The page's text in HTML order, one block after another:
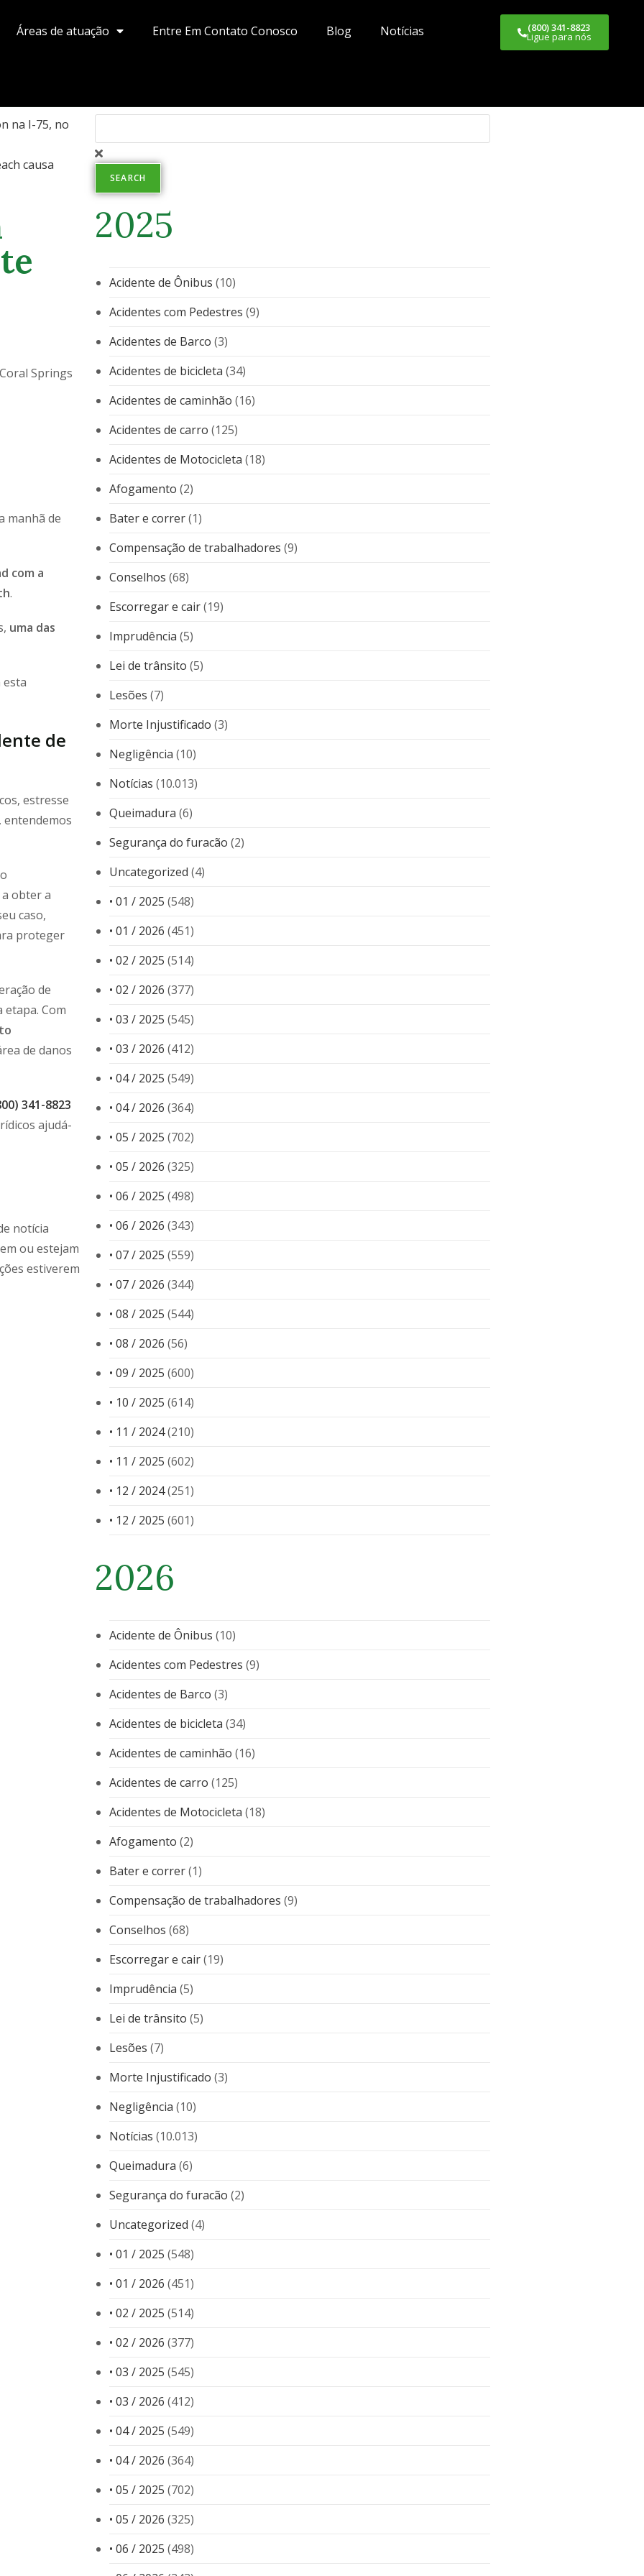
(800) 341-8823
Ligue para nós
Áreas de atuação Entre Em Contato Conosco Blog Notícias
na I-75, no
causa
manhã de
com a
.
uma das
de
estresse
, entendemos
obter a
caso,
proteger
de
Com
de danos
341-8823
ajudá-
notícia
ou estejam
estiverem
SEARCH
2025
Acidente de Ônibus (10)
Acidentes com Pedestres (9)
Acidentes de Barco (3)
Acidentes de bicicleta (34)
Acidentes de caminhão (16)
Acidentes de carro (125)
Acidentes de Motocicleta (18)
Afogamento (2)
Bater e correr(1)
Compensação de trabalhadores (9)
Conselhos (68)
Escorregar e cair(19)
Imprudência (5)
Lei de trânsito (5)
Lesões (7)
Morte Injustificado (3)
Negligência (10)
Notícias (10.013)
Queimadura (6)
Segurança do furacão (2)
Uncategorized (4)
• 01 / 2025 (548)
• 01 / 2026 (451)
• 02 / 2025 (514)
• 02 / 2026 (377)
• 03 / 2025 (545)
• 03 / 2026 (412)
• 04 / 2025 (549)
• 04 / 2026 (364)
• 05 / 2025 (702)
• 05 / 2026 (325)
• 06 / 2025 (498)
• 06 / 2026 (343)
• 07 / 2025 (559)
• 07 / 2026 (344)
• 08 / 2025 (544)
• 08 / 2026 (56)
• 09 / 2025 (600)
• 10 / 2025 (614)
• 11 / 2024(210)
• 11 / 2025 (602)
• 12 / 2024(251)
• 12 / 2025 (601)
2026
Acidente de Ônibus (10)
Acidentes com Pedestres (9)
Acidentes de Barco (3)
Acidentes de bicicleta (34)
Acidentes de caminhão (16)
Acidentes de carro (125)
Acidentes de Motocicleta (18)
Afogamento (2)
Bater e correr(1)
Compensação de trabalhadores (9)
Conselhos (68)
Escorregar e cair(19)
Imprudência (5)
Lei de trânsito (5)
Lesões (7)
Morte Injustificado (3)
Negligência (10)
Notícias (10.013)
Queimadura (6)
Segurança do furacão (2)
Uncategorized (4)
• 01 / 2025 (548)
• 01 / 2026 (451)
• 02 / 2025 (514)
• 02 / 2026 (377)
• 03 / 2025 (545)
• 03 / 2026 (412)
• 04 / 2025 (549)
• 04 / 2026 (364)
• 05 / 2025 (702)
• 05 / 2026 (325)
• 06 / 2025 (498)